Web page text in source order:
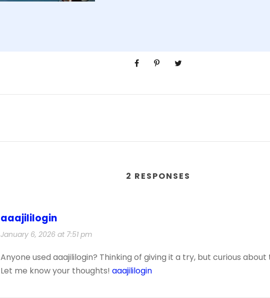
2 RESPONSES
aaajililogin
January 6, 2026 at 7:51 pm
Anyone used aaajililogin? Thinking of giving it a try, but curious
Let me know your thoughts! aaajililogin